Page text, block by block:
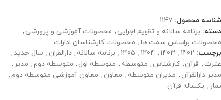
شناسه محصول: 1147
دسته: برنامه سالانه و تقویم اجرایی , محصولات آموزشی و پرورشی ,
محصولات براساس سمت ها, محصولات کارشناسان ادارات
برچسب: 1402
,
1403
,
1404
,
1405
, برنامه سالانه , دارالقران , سال جديد,
عترت , قرآن , کارشناس , متوسطه , متوسطه اول , متوسطه دوم, مدیر ,
مدیر دارالقرآن , مدیران متوسطه , معاون , معاون آموزشی متوسطه دوم,
نماز , یکساله قرآن